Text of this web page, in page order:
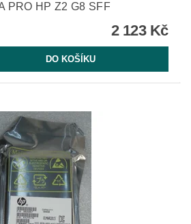
PRO HP Z2 G8 SFF
2 123 Kč